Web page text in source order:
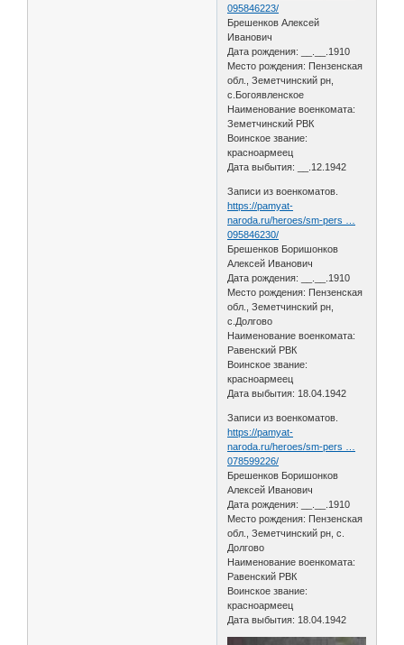
095846223/
Брешенков Алексей
Иванович
Дата рождения: __.__.1910
Место рождения: Пензенская
обл., Земетчинский рн,
с.Богоявленское
Наименование военкомата:
Земетчинский РВК
Воинское звание:
красноармеец
Дата выбытия: __.12.1942
Записи из военкоматов.
https://pamyat-
naroda.ru/heroes/sm-pers …
095846230/
Брешенков Боришонков
Алексей Иванович
Дата рождения: __.__.1910
Место рождения: Пензенская
обл., Земетчинский рн,
с.Долгово
Наименование военкомата:
Равенский РВК
Воинское звание:
красноармеец
Дата выбытия: 18.04.1942
Записи из военкоматов.
https://pamyat-
naroda.ru/heroes/sm-pers …
078599226/
Брешенков Боришонков
Алексей Иванович
Дата рождения: __.__.1910
Место рождения: Пензенская
обл., Земетчинский рн, с.
Долгово
Наименование военкомата:
Равенский РВК
Воинское звание:
красноармеец
Дата выбытия: 18.04.1942